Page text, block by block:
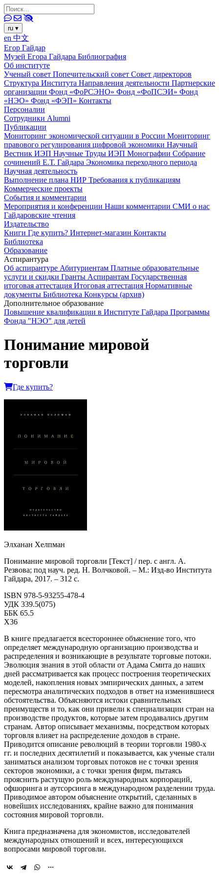
ru ▾
en 中文
Егор Гайдар
Музей Егора Гайдара Библиография
Об институте
Ученый совет Попечительский совет Совет директоров
Структура Института Направления деятельности Партнерские
организации Фонд «ФоРСЭНО» Фонд «ФоПСЭИ» Фонд
«НЭО» Фонд «ФЭП» Контакты
Персоналии
Сотрудники Alumni
Публикации
Мониторинг экономической ситуации в России Мониторинг
правового регулирования цифровой экономики Научный
Вестник ИЭП Научные Труды ИЭП Монографии Собрание
сочинений Е.Т. Гайдара Экономика переходного периода
Научная деятельность
Выполнение плана НИР Требования к публикациям
Коммерческие проекты
События и комментарии
Мероприятия и конференции Наши комментарии СМИ о нас
Гайдаровские чтения
Издательство
Книги Где купить? Интернет-магазин Контакты
Библиотека
Образование
Аспирантура
Об аспирантуре Абитуриентам Платные образовательные
услуги и скидки Гранты Аспирантам Государственная
итоговая аттестация Итоговая аттестация Нормативные
документы Библиотека Конкурсы (архив)
Дополнительное образование
Повышение квалификации в Институте Гайдара Программы
Фонда "НЭО" для детей
Понимание мировой
торговли
Где купить?
Элханан Хелпман
Понимание мировой торговли [Текст] / пер. с англ. А.
Резвова; под науч. ред. Н. Волчковой. – М.: Изд-во Института
Гайдара, 2017. – 312 с.
ISBN 978-5-93255-478-4
УДК 339.5(075)
ББК 65.5
Х36
В книге предлагается всестороннее объяснение того, что
определяет международную организацию производства и
распределения и возникающие в результате торговые потоки.
Эволюция знания в этой области от Адама Смита до наших
дней рассматривается как процесс построения теоретических
моделей, накопления новых эмпирических данных, а затем
пересмотра аналитических подходов в ответ на изменившиеся
обстоятельства. Объясняются истоки сравнительных
преимуществ и то, как они привели к специализации стран на
производстве продуктов, которые затем продавались другим
странам. Автор описывает механизмы, посредством которых
торговля влияет на распределение доходов в стране.
Приводится описание революций в теории торговли 1980-х
гг. и последних десятилетий и показывается, как ученые стали
заниматься анализом торговых потоков не с точки зрения
секторов экономики, а с точки зрения фирм, пытаясь
прояснить растущую роль международных корпораций,
офшоринга и аутсорсинга в международном разделении труда.
Приводимое автором объяснение открытий, сделанных в
новейших исследованиях, крайне важно для понимания
состояния мировой торговли.
Книга предназначена для экономистов, исследователей
международных отношений и всех, интересующихся
вопросами мировой торговли.